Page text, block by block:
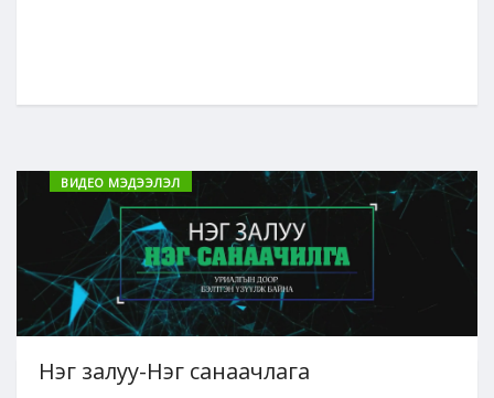
ВИДЕО МЭДЭЭЛЭЛ
Нэг залуу-Нэг санаачлага